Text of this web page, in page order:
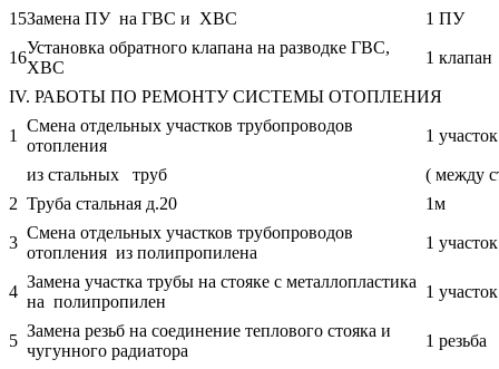
15Замена ПУ на ГВС и ХВС 1 ПУ
16
Установка обратного клапана на разводке ГВС,
ХВС
1 клапан
IV. РАБОТЫ ПО РЕМОНТУ СИСТЕМЫ ОТОПЛЕНИЯ
1
Смена отдельных участков трубопроводов
отопления
1 участок
из стальных труб
( между
2 Труба стальная д.20 1м
3
Смена отдельных участков трубопроводов
отопления из полипропилена
1
4
Замена участка трубы на стояке с металлопластика
на полипропилен
1
5
Замена резьб на соединение теплового стояка и
чугунного радиатора
1 резьба